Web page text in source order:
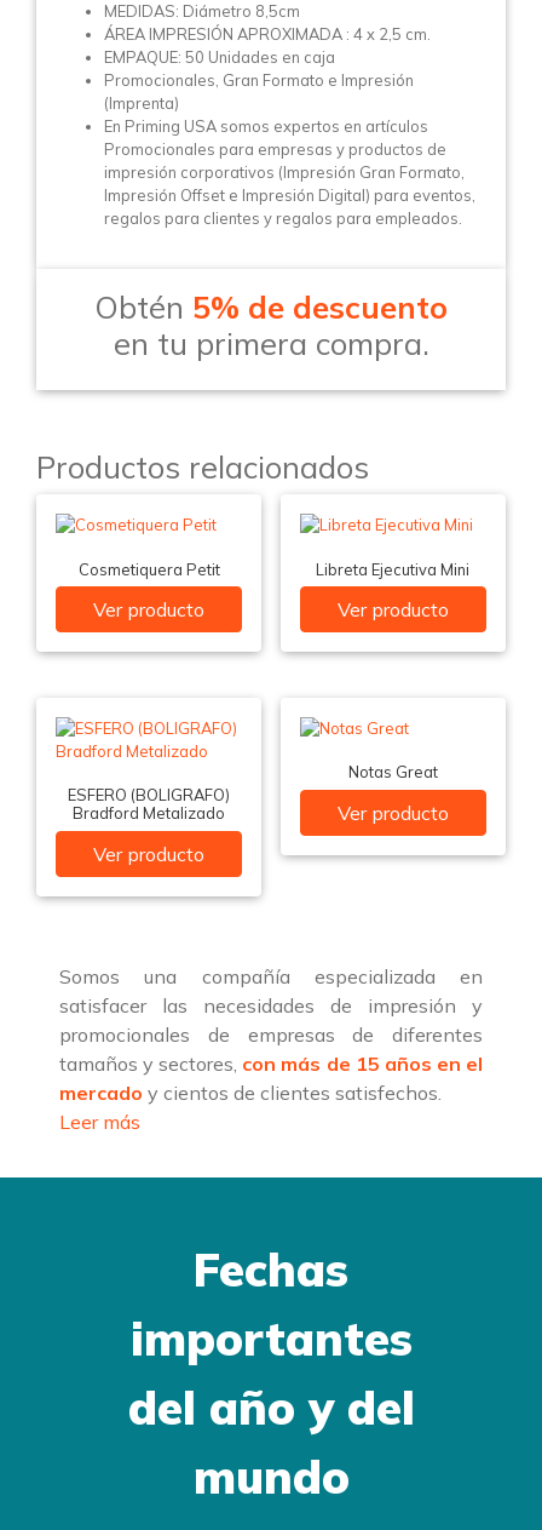
MEDIDAS: Diámetro 8,5cm
ÁREA IMPRESIÓN APROXIMADA : 4 x 2,5 cm.
EMPAQUE: 50 Unidades en caja
Promocionales, Gran Formato e Impresión
(Imprenta)
En Priming USA somos expertos en artículos
Promocionales para empresas y productos de
impresión corporativos (Impresión Gran Formato,
Impresión Offset e Impresión Digital) para eventos,
regalos para clientes y regalos para empleados.
Obtén 5% de descuento
en tu primera compra.
Productos relacionados
Cosmetiquera Petit
Ver producto
Libreta Ejecutiva Mini
Ver producto
ESFERO (BOLIGRAFO)
Bradford Metalizado
Ver producto
Notas Great
Ver producto
Somos una compañía especializada en
satisfacer las necesidades de impresión y
promocionales de empresas de diferentes
tamaños y sectores, con más de 15 años en el
mercado y cientos de clientes satisfechos.
Leer más
Fechas
importantes
del año y del
mundo